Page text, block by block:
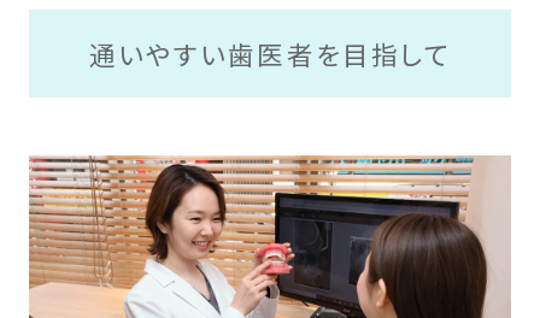
通いやすい歯医者を目指して